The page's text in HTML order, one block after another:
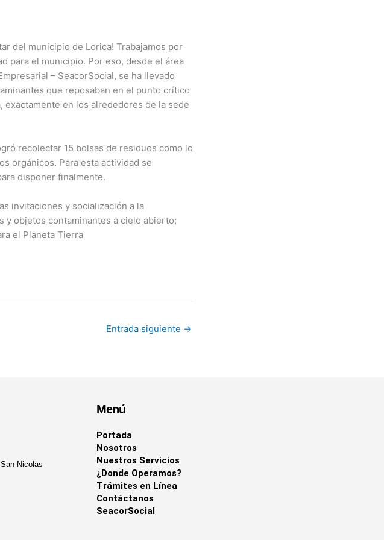
del municipio de Lorica! Trabajamos por
para el municipio. Por eso, desde el área
– SeacorSocial, se ha llevado
que reposaban en el punto crítico
en los alrededores de la sede
recolectar 15 bolsas de residuos como lo
orgánicos. Para esta actividad se
disponer finalmente.
invitaciones y socialización a la
y objetos contaminantes a cielo abierto;
el Planeta Tierra
Entrada siguiente →
Nicolas
Menú
Portada
Nosotros
Nuestros Servicios
¿Donde Operamos?
Trámites en Línea
Contáctanos
SeacorSocial